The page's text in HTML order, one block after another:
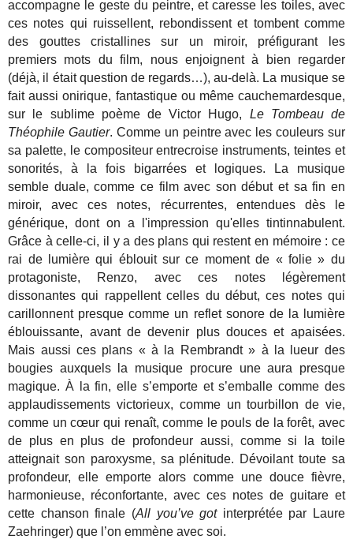
accompagne le geste du peintre, et caresse les toiles, avec
ces notes qui ruissellent, rebondissent et tombent comme
des gouttes cristallines sur un miroir, préfigurant les
premiers mots du film, nous enjoignent à bien regarder
(déjà, il était question de regards…), au-delà. La musique se
fait aussi onirique, fantastique ou même cauchemardesque,
sur le sublime poème de Victor Hugo, Le Tombeau de
Théophile Gautier. Comme un peintre avec les couleurs sur
sa palette, le compositeur entrecroise instruments, teintes et
sonorités, à la fois bigarrées et logiques. La musique
semble duale, comme ce film avec son début et sa fin en
miroir, avec ces notes, récurrentes, entendues dès le
générique, dont on a l'impression qu'elles tintinnabulent.
Grâce à celle-ci, il y a des plans qui restent en mémoire : ce
rai de lumière qui éblouit sur ce moment de « folie » du
protagoniste, Renzo, avec ces notes légèrement
dissonantes qui rappellent celles du début, ces notes qui
carillonnent presque comme un reflet sonore de la lumière
éblouissante, avant de devenir plus douces et apaisées.
Mais aussi ces plans « à la Rembrandt » à la lueur des
bougies auxquels la musique procure une aura presque
magique. À la fin, elle s’emporte et s’emballe comme des
applaudissements victorieux, comme un tourbillon de vie,
comme un cœur qui renaît, comme le pouls de la forêt, avec
de plus en plus de profondeur aussi, comme si la toile
atteignait son paroxysme, sa plénitude. Dévoilant toute sa
profondeur, elle emporte alors comme une douce fièvre,
harmonieuse, réconfortante, avec ces notes de guitare et
cette chanson finale (All you’ve gotinterprétée par Laure
Zaehringer) que l’on emmène avec soi.